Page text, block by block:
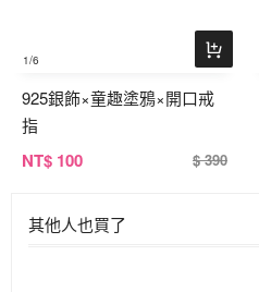
1/6
925銀飾×童趣塗鴉×開口戒
指
NT$ 100 $ 390
其他人也買了